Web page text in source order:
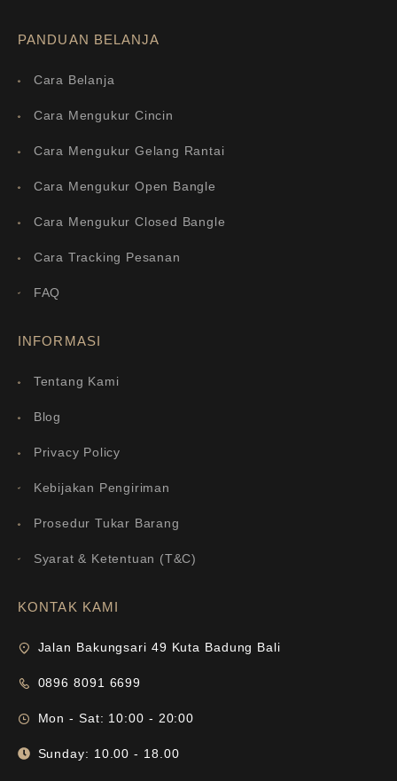
PANDUAN BELANJA
Cara Belanja
Cara Mengukur Cincin
Cara Mengukur Gelang Rantai
Cara Mengukur Open Bangle
Cara Mengukur Closed Bangle
Cara Tracking Pesanan
FAQ
INFORMASI
Tentang Kami
Blog
Privacy Policy
Kebijakan Pengiriman
Prosedur Tukar Barang
Syarat & Ketentuan (T&C)
KONTAK KAMI
Jalan Bakungsari 49 Kuta Badung Bali
0896 8091 6699
Mon - Sat: 10:00 - 20:00
Sunday: 10.00 - 18.00